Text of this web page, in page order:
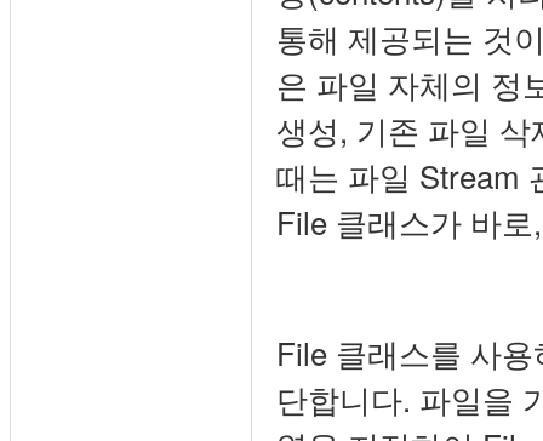
통해 제공되는 것
은 파일 자체의 정
생성, 기존 파일
때는 파일 Stream
File 클래스가 바
File 클래스를 사
단합니다. 파일을